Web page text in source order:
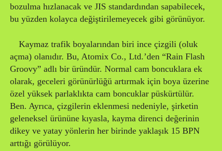
bozulma hızlanacak ve JIS standardından sapabilecek,
bu yüzden kolayca değiştirilemeyecek gibi görünüyor.
Kaymaz trafik boyalarından biri ince çizgili (oluk
açma) olanıdır. Bu, Atomix Co., Ltd.’den “Rain Flash
Groovy” adlı bir üründür. Normal cam boncuklara ek
olarak, geceleri görünürlüğü artırmak için boya üzerine
özel yüksek parlaklıkta cam boncuklar püskürtülür.
Ben. Ayrıca, çizgilerin eklenmesi nedeniyle, şirketin
geleneksel ürününe kıyasla, kayma direnci değerinin
dikey ve yatay yönlerin her birinde yaklaşık 15 BPN
arttığı görülüyor.